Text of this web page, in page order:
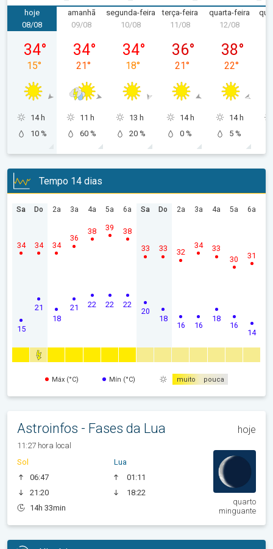
hoje
sábado, 08/08
08/08
34°
15°
14 h
10 %
amanhã
domingo, 09/08
09/08
34°
21°
11 h
60 %
segunda-feira
segunda-feira, 10/08
10/08
34°
18°
13 h
20 %
terça-feira
terça-feira, 11/08
11/08
36°
21°
14 h
0 %
quarta-feira
12/08
38°
22°
14 h
5 %
Tempo 14 dias
Sa
15
34
Do
21
34
2a
18
34
3a
21
36
4a
22
38
5a
22
39
6a
22
38
Sa
20
33
Do
18
33
2a
16
32
3a
16
34
4a
18
33
5a
16
30
6a
14
31
Máx (°C) Mín (°C) muito pouca
Astroinfos - Fases da Lua hoje
11:27 hora local
Sol
06:47
21:20
14h 33min
Lua
01:11
18:22
quarto
minguante